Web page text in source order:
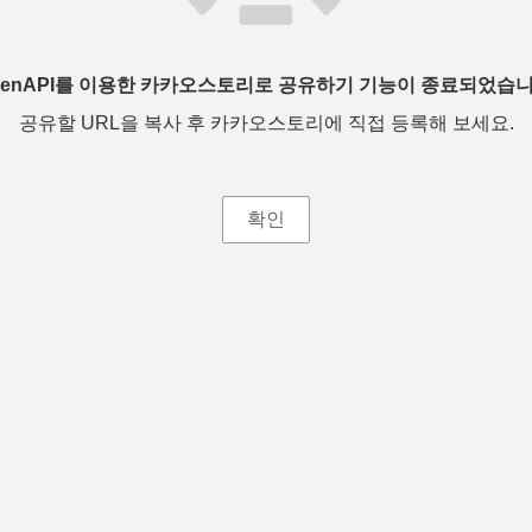
를 이용한 카카오스토리로 공유하기 기능이 종료되었습
공유할 URL을 복사 후 카카오스토리에 직접 등록해 보세요.
확인